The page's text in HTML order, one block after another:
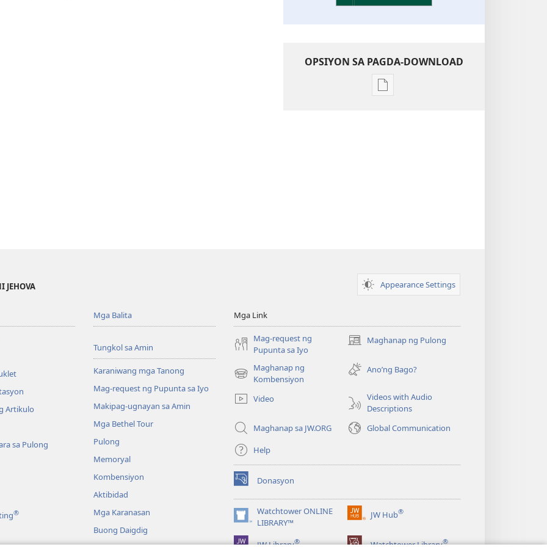
OPSIYON SA PAGDA-DOWNLOAD
Opsiyon
JEHOVA Appearance Settings
Artikulo
sa Pulong
®
Mga Balita
Tungkol sa Amin
Karaniwang mga Tanong
Mag-request ng Pupunta sa Iyo
Makipag-ugnayan sa Amin
Mga Bethel Tour
Pulong
Memoryal
Kombensiyon
Aktibidad
Mga Karanasan
Buong Daigdig
Mga Link
Mag-request ng
Pupunta sa Iyo
Maghanap ng Pulong
(may
na
window)
Maghanap ng
Kombensiyon
(may
na
window)
Ano’ng Bago?
Video
Videos with Audio
Descriptions
Maghanap sa JW.ORG
Global Communication
Help
Donasyon
(may
bubukas
na
bagong
Watchtower ONLINE
LIBRARY™
(may
bubukas
JW Hub®
(may
na
JW Library® Watchtower Library®